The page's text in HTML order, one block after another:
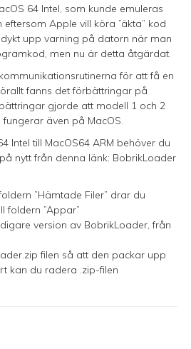
64 Intel, som kunde emuleras
eftersom Apple vill köra ”äkta” kod
upp varning på datorn när man
men nu är detta åtgärdat.
för att få en
fanns det förbättringar på
gjorde att modell 1 och 2
även på MacOS.
Intel till MacOS64 ARM behöver du
nytt från denna länk: BobrikLoader
”Hämtade Filer” drar du
foldern ”Appar”
version av BobrikLoader, från
filen så att den packar upp
kan du radera .zip-filen